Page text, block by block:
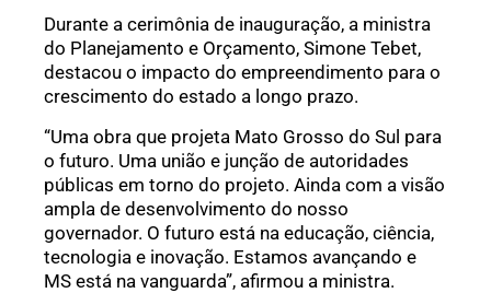
Durante a cerimônia de inauguração, a ministra
do Planejamento e Orçamento, Simone Tebet,
destacou o impacto do empreendimento para o
crescimento do estado a longo prazo.
“Uma obra que projeta Mato Grosso do Sul para
o futuro. Uma união e junção de autoridades
públicas em torno do projeto. Ainda com a visão
ampla de desenvolvimento do nosso
governador. O futuro está na educação, ciência,
tecnologia e inovação. Estamos avançando e
MS está na vanguarda”, afirmou a ministra.